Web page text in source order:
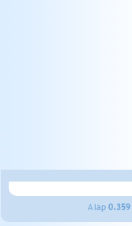
A lap 0.359